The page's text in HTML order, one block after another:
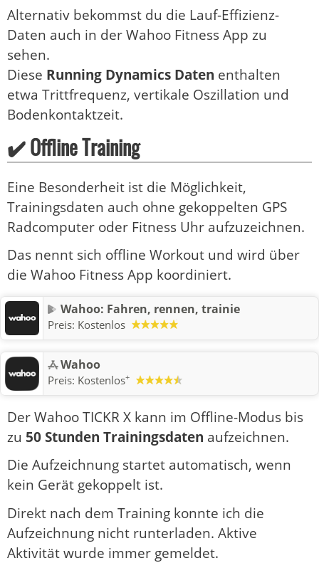
Alternativ bekommst du die Lauf-Effizienz-
Daten auch in der Wahoo Fitness App zu
sehen.
Diese Running Dynamics Daten enthalten
etwa Trittfrequenz, vertikale Oszillation und
Bodenkontaktzeit.
✔️ Offline Training
Eine Besonderheit ist die Möglichkeit,
Trainingsdaten auch ohne gekoppelten GPS
Radcomputer oder Fitness Uhr aufzuzeichnen.
Das nennt sich offline Workout und wird über
die Wahoo Fitness App koordiniert.
Wahoo: Fahren, rennen, trainie
Preis: Kostenlos
Wahoo
Preis: Kostenlos+
Der Wahoo TICKR X kann im Offline-Modus bis
zu 50 Stunden Trainingsdaten aufzeichnen.
Die Aufzeichnung startet automatisch, wenn
kein Gerät gekoppelt ist.
Direkt nach dem Training konnte ich die
Aufzeichnung nicht runterladen. Aktive
Aktivität wurde immer gemeldet.